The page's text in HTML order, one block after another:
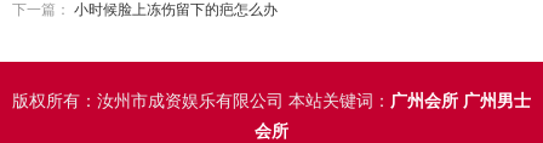
下一篇： 小时候脸上冻伤留下的疤怎么办
版权所有：汝州市成资娱乐有限公司 本站关键词： 广州会所 广州男士
会所